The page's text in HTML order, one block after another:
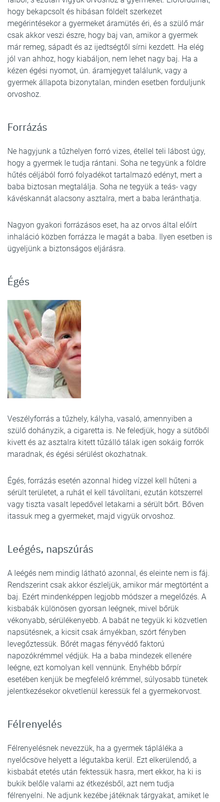
hogy bekapcsolt és hibásan földelt szerkezet
megérintésekor a gyermeket áramütés éri, és a szülő már
csak akkor veszi észre, hogy baj van, amikor a gyermek
már remeg, sápadt és az ijedtségtől sírni kezdett. Ha elég
jól van ahhoz, hogy kiabáljon, nem lehet nagy baj. Ha a
kézen égési nyomot, ún. áramjegyet találunk, vagy a
gyermek állapota bizonytalan, minden esetben forduljunk
orvoshoz.
Forrázás
Ne hagyjunk a tűzhelyen forró vizes, étellel teli lábost úgy,
hogy a gyermek le tudja rántani. Soha ne tegyünk a földre
hűtés céljából forró folyadékot tartalmazó edényt, mert a
baba biztosan megtalálja. Soha ne tegyük a teás- vagy
kávéskannát alacsony asztalra, mert a baba leránthatja.
Nagyon gyakori forrázásos eset, ha az orvos által előírt
inhaláció közben forrázza le magát a baba. Ilyen esetben is
ügyeljünk a biztonságos eljárásra.
Égés
Veszélyforrás a tűzhely, kályha, vasaló, amennyiben a
szülő dohányzik, a cigaretta is. Ne feledjük, hogy a sütőből
kivett és az asztalra kitett tűzálló tálak igen sokáig forrók
maradnak, és égési sérülést okozhatnak.
Égés, forrázás esetén azonnal hideg vízzel kell hűteni a
sérült területet, a ruhát el kell távolítani, ezután kötszerrel
vagy tiszta vasalt lepedővel letakarni a sérült bőrt. Bőven
itassuk meg a gyermeket, majd vigyük orvoshoz.
Leégés, napszúrás
A leégés nem mindig látható azonnal, és eleinte nem is fáj.
Rendszerint csak akkor észleljük, amikor már megtörtént a
baj. Ezért mindenképpen legjobb módszer a megelőzés. A
kisbabák különösen gyorsan leégnek, mivel bőrük
vékonyabb, sérülékenyebb. A babát ne tegyük ki közvetlen
napsütésnek, a kicsit csak árnyékban, szórt fényben
levegőztessük. Bőrét magas fényvédő faktorú
napozókrémmel védjük. Ha a baba mindezek ellenére
leégne, ezt komolyan kell vennünk. Enyhébb bőrpír
esetében kenjük be megfelelő krémmel, súlyosabb tünetek
jelentkezésekor okvetlenül keressük fel a gyermekorvost.
Félrenyelés
Félrenyelésnek nevezzük, ha a gyermek tápláléka a
nyelőcsöve helyett a légutakba kerül. Ezt elkerülendő, a
kisbabát etetés után fektessük hasra, mert ekkor, ha ki is
bukik belőle valami az étkezésből, azt nem tudja
félrenyelni. Ne adjunk kezébe játéknak tárgyakat, amiket le